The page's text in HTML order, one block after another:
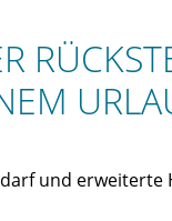
und